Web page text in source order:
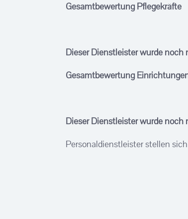
Gesamtbewertung Pflegekräfte
Dieser Dienstleister wurde
Gesamtbewertung
Dieser Dienstleister wurde
Personaldienstleister stellen